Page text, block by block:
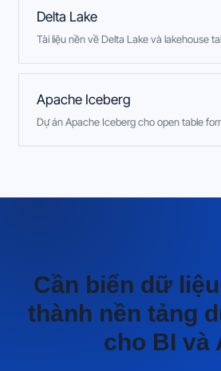
Delta Lake
Tài liệu nền về Delta Lake và lakehouse
Apache Iceberg
Dự án Apache Iceberg cho open table
Cần biến dữ
thành nền tảng
cho BI và